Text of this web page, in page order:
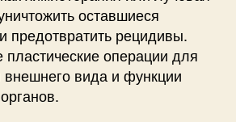
оставшиеся
предотвратить рецидивы.
операции для
внешнего вида и функции